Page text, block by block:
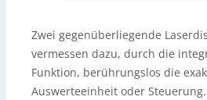
Zwei gegenüberliegende
vermessen dazu, durch die
Funktion, berührungslos die
Auswerteeinheit oder Steuerung.